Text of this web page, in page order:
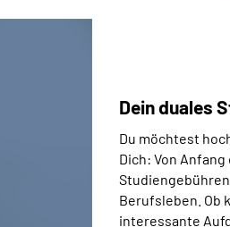
Dein duales
Du möchtest
Dich: Von
Berufsleben. Ob
interessante